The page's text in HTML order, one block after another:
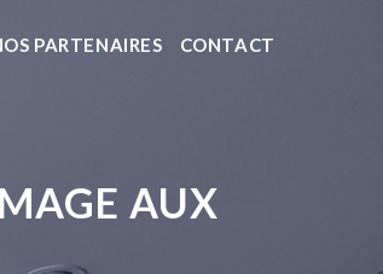
PARTENAIRES CONTACT
AUX